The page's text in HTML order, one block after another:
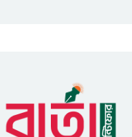
চাইলেন সাইফুল ইসলাম